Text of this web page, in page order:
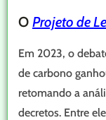
O Projeto de
Em 2023, o
de carbono
retomando a
decretos. Entre